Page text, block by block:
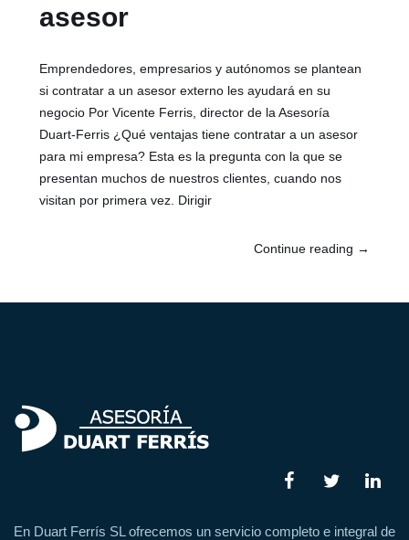
asesor
Emprendedores, empresarios y autónomos se plantean
si contratar a un asesor externo les ayudará en su
negocio Por Vicente Ferris, director de la Asesoría
Duart-Ferris ¿Qué ventajas tiene contratar a un asesor
para mi empresa? Esta es la pregunta con la que se
presentan muchos de nuestros clientes, cuando nos
visitan por primera vez. Dirigir
Continue reading →
En Duart Ferrís SL ofrecemos un servicio completo e integral de